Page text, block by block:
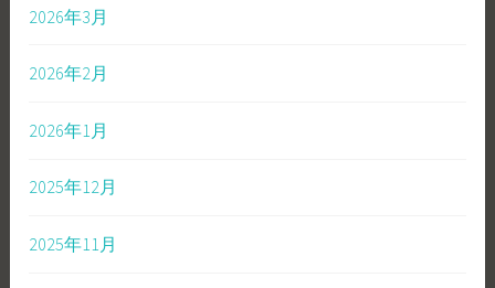
2026年3月
2026年2月
2026年1月
2025年12月
2025年11月